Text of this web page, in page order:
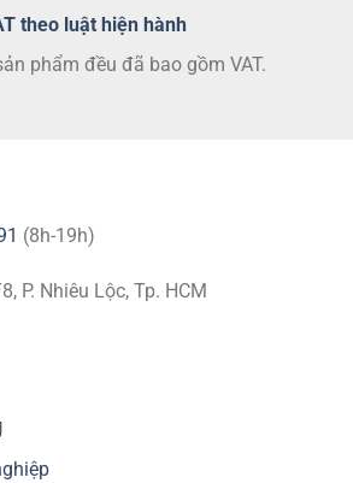
theo luật hiện hành
phẩm đều đã bao gồm VAT.
(8h-19h)
P. Nhiêu Lộc, Tp. HCM